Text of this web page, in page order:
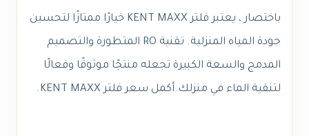
باختصار ، يعتبر فلتر KENT MAXX خيارًا ممتازًا لتحسين
جودة المياه المنزلية. تقنية RO المتطورة والتصميم
المدمج والسعة الكبيرة تجعله منتجًا موثوقًا وفعالًا
لتنقية الماء في منزلك.أكمل سعر فلتر KENT MAXX .